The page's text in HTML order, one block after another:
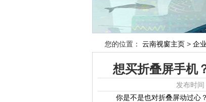
您的位置： 云南视窗主页 > 企业
想买折叠屏手机
发布时
你是不是也对折叠屏动过心